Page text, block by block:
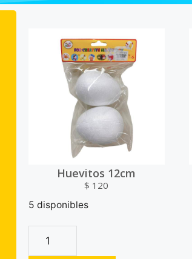
Huevitos 12cm
$ 120
5 disponibles